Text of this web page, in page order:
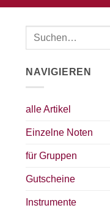
NAVIGIEREN
alle Artikel
Einzelne Noten
für Gruppen
Gutscheine
Instrumente